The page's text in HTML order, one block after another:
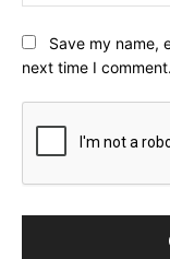
Save my name,
next time I comment.